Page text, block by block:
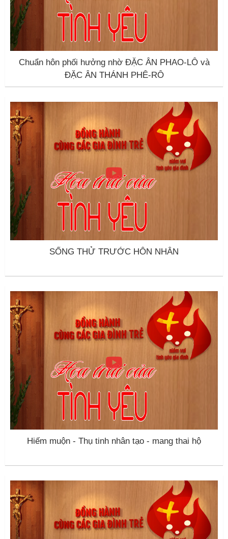
Chuẩn hôn phối hưởng nhờ ĐẶC ÂN PHAO-LÔ và
ĐẶC ÂN THÁNH PHÊ-RÔ
SỐNG THỬ TRƯỚC HÔN NHÂN
Hiếm muộn - Thụ tinh nhân tạo - mang thai hộ